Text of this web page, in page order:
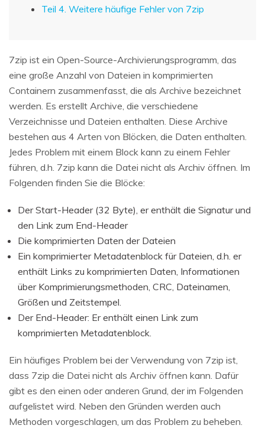
Teil 4. Weitere häufige Fehler von 7zip
7zip ist ein Open-Source-Archivierungsprogramm, das
eine große Anzahl von Dateien in komprimierten
Containern zusammenfasst, die als Archive bezeichnet
werden. Es erstellt Archive, die verschiedene
Verzeichnisse und Dateien enthalten. Diese Archive
bestehen aus 4 Arten von Blöcken, die Daten enthalten.
Jedes Problem mit einem Block kann zu einem Fehler
führen, d.h. 7zip kann die Datei nicht als Archiv öffnen. Im
Folgenden finden Sie die Blöcke:
Der Start-Header (32 Byte), er enthält die Signatur und
den Link zum End-Header
Die komprimierten Daten der Dateien
Ein komprimierter Metadatenblock für Dateien, d.h. er
enthält Links zu komprimierten Daten, Informationen
über Komprimierungsmethoden, CRC, Dateinamen,
Größen und Zeitstempel.
Der End-Header: Er enthält einen Link zum
komprimierten Metadatenblock.
Ein häufiges Problem bei der Verwendung von 7zip ist,
dass 7zip die Datei nicht als Archiv öffnen kann. Dafür
gibt es den einen oder anderen Grund, der im Folgenden
aufgelistet wird. Neben den Gründen werden auch
Methoden vorgeschlagen, um das Problem zu beheben.